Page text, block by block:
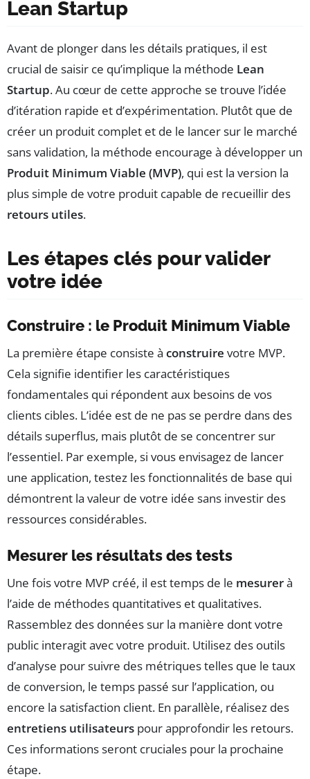
Lean Startup
Avant de plonger dans les détails pratiques, il est
crucial de saisir ce qu’implique la méthode Lean
Startup. Au cœur de cette approche se trouve l’idée
d’itération rapide et d’expérimentation. Plutôt que de
créer un produit complet et de le lancer sur le marché
sans validation, la méthode encourage à développer un
Produit Minimum Viable (MVP), qui est la version la
plus simple de votre produit capable de recueillir des
retours utiles.
Les étapes clés pour valider
votre idée
Construire : le Produit Minimum Viable
La première étape consiste à construire votre MVP.
Cela signifie identifier les caractéristiques
fondamentales qui répondent aux besoins de vos
clients cibles. L’idée est de ne pas se perdre dans des
détails superflus, mais plutôt de se concentrer sur
l’essentiel. Par exemple, si vous envisagez de lancer
une application, testez les fonctionnalités de base qui
démontrent la valeur de votre idée sans investir des
ressources considérables.
Mesurer les résultats des tests
Une fois votre MVP créé, il est temps de le mesurerà
l’aide de méthodes quantitatives et qualitatives.
Rassemblez des données sur la manière dont votre
public interagit avec votre produit. Utilisez des outils
d’analyse pour suivre des métriques telles que le taux
de conversion, le temps passé sur l’application, ou
encore la satisfaction client. En parallèle, réalisez des
entretiens utilisateurs pour approfondir les retours.
Ces informations seront cruciales pour la prochaine
étape.